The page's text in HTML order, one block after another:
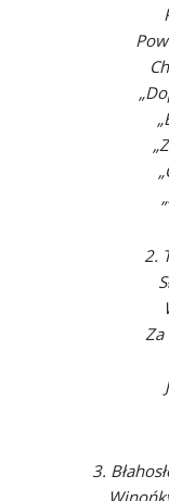
2.
Za
3.